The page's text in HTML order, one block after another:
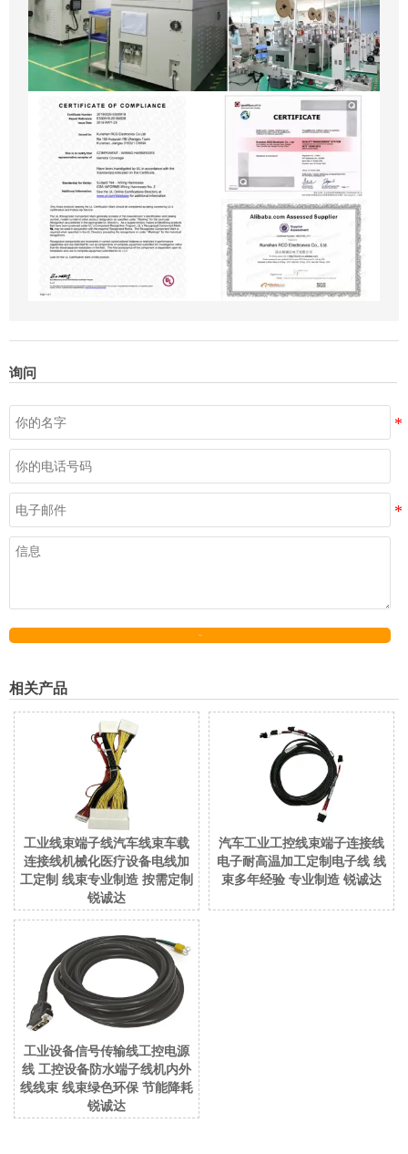
询问
相关产品
工业线束端子线汽车线束车载
连接线机械化医疗设备电线加
工定制 线束专业制造 按需定制
锐诚达
汽车工业工控线束端子连接线
电子耐高温加工定制电子线 线
束多年经验 专业制造 锐诚达
工业设备信号传输线工控电源
线 工控设备防水端子线机内外
线线束 线束绿色环保 节能降耗
锐诚达